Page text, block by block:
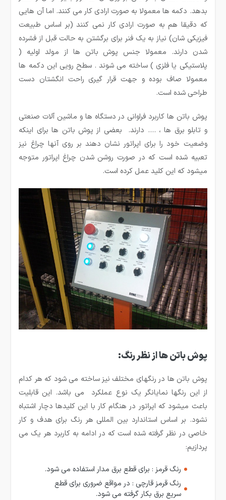
بدهد. دکمه ها معمولا به صورت ارادی کار می کنند. اما آن هایی
که دقیقا هم به صورت ارادی کار نمی کنند (بر اساس طبیعت
فیزیکی شان) نیاز به یک فنر برای برگشتن به حالت قبل از فشرده
شدن دارند. معمولا جنس پوش باتن ها از مولد اولیه (
پلاستیکی یا فلزی ) ساخته می شوند . سطح رویی این دکمه ها
معمولا صاف بوده و جهت قرار گیری راحت انگشتان دست
طراحی شده است.
پوش باتن ها کاربرد فراوانی در دستگاه ها و ماشین آلات صنعتی
و تابلو برق ها ، …. دارند. بعضی از پوش باتن­ ها برای اینکه
وضعیت خود را برای اپراتور نشان دهند بر روی آنها چراغ نیز
تعبیه شده است که در صورت روشن شدن چراغ اپراتور متوجه
میشود که این کلید عمل کرده است.
پوش باتن ها از نظر رنگ:
پوش باتن ها در رنگهای مختلف نیز ساخته می­ شود که هر کدام
از این رنگ­ها نمایانگر یک نوع عملکرد می­ باشد. این قابلیت
باعث می­شود که اپراتور در هنگام کار با این کلیدها دچار اشتباه
نشود. بر اساس استاندارد بین المللی هر رنگ برای هدف و کار
خاصی در نظر گرفته شده است که در ادامه به کاربرد هر یک می
پردازیم:
رنگ قرمز : برای قطع برق مدار استفاده می شود.
رنگ قرمز قارچی : در مواقع ضروری برای قطع
سریع برق بکار گرفته می شود.